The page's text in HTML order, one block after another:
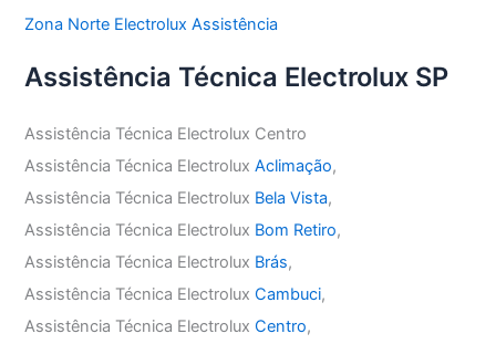
Zona Norte Electrolux Assistência
Assistência Técnica Electrolux SP
Assistência Técnica Electrolux Centro
Assistência Técnica ElectroluxAclimação,
Assistência Técnica Electrolux Bela Vista,
Assistência Técnica Electrolux Bom Retiro,
Assistência Técnica Electrolux Brás,
Assistência Técnica ElectroluxCambuci,
Assistência Técnica ElectroluxCentro,